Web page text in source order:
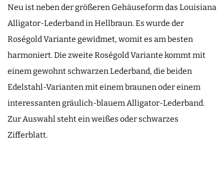
Neu ist neben der größeren Gehäuseform das Louisiana
Alligator-Lederband in Hellbraun. Es wurde der
Roségold Variante gewidmet, womit es am besten
harmoniert. Die zweite Roségold Variante kommt mit
einem gewohnt schwarzen Lederband, die beiden
Edelstahl-Varianten mit einem braunen oder einem
interessanten gräulich-blauem Alligator-Lederband.
Zur Auswahl steht ein weißes oder schwarzes
Zifferblatt.